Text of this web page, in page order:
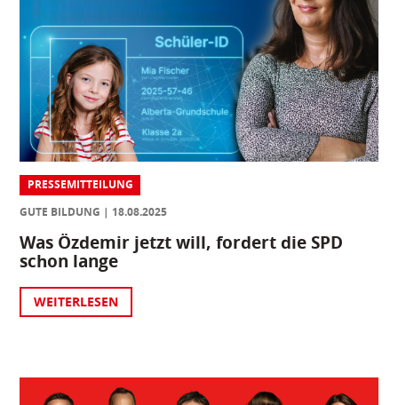
PRESSEMITTEILUNG
GUTE BILDUNG
18.08.2025
Was Özdemir jetzt will, fordert die SPD
schon lange
WEITERLESEN